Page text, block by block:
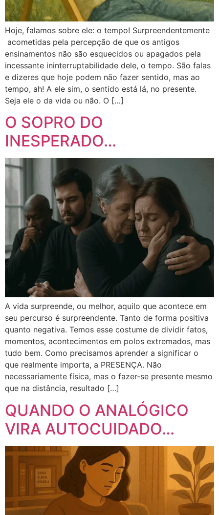
Hoje, falamos sobre ele: o tempo! Surpreendentemente
acometidas pela percepção de que os antigos
ensinamentos não são esquecidos ou apagados pela
incessante ininterruptabilidade dele, o tempo. São falas
e dizeres que hoje podem não fazer sentido, mas ao
tempo, ah! A ele sim, o sentido está lá, no presente.
Seja ele o da vida ou não. O […]
O SOPRO DO
INESPERADO…
A vida surpreende, ou melhor, aquilo que acontece em
seu percurso é surpreendente. Tanto de forma positiva
quanto negativa. Temos esse costume de dividir fatos,
momentos, acontecimentos em polos extremados, mas
tudo bem. Como precisamos aprender a significar o
que realmente importa, a PRESENÇA. Não
necessariamente física, mas o fazer-se presente mesmo
que na distância, resultado […]
QUANDO O ANALÓGICO
VIRA AUTOCUIDADO…